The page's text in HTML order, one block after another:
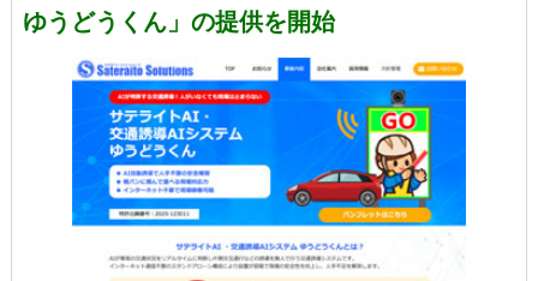
ゆうどうくん」の提供を開始